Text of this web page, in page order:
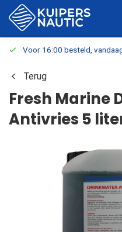
Voor 16:00 besteld,
Terug
Fresh Marine
Antivries 5